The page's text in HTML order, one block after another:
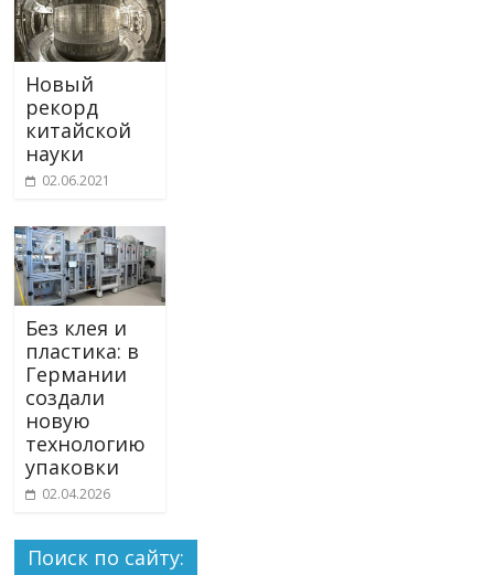
Новый
рекорд
китайской
науки
02.06.2021
Без клея и
пластика: в
Германии
создали
новую
технологию
упаковки
02.04.2026
Поиск по сайту: